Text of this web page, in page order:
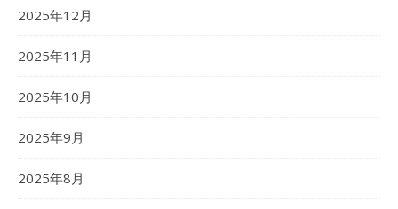
2025年12月
2025年11月
2025年10月
2025年9月
2025年8月